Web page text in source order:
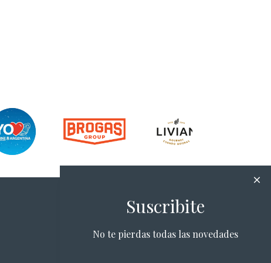
Suscribite
No te pierdas todas las novedades